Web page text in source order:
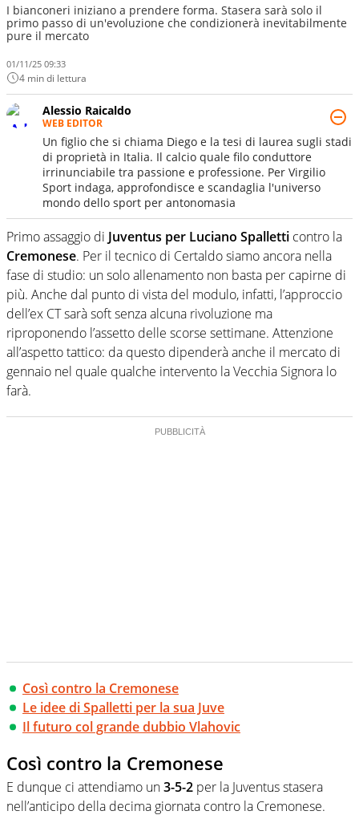
I bianconeri iniziano a prendere forma. Stasera sarà solo il
primo passo di un'evoluzione che condizionerà inevitabilmente
pure il mercato
01/11/25 09:33
4 min di lettura
Alessio Raicaldo
WEB EDITOR
Un figlio che si chiama Diego e la tesi di laurea sugli stadi
di proprietà in Italia. Il calcio quale filo conduttore
irrinunciabile tra passione e professione. Per Virgilio
Sport indaga, approfondisce e scandaglia l'universo
mondo dello sport per antonomasia
Primo assaggio di Juventus per Luciano Spalletti contro la
Cremonese. Per il tecnico di Certaldo siamo ancora nella
fase di studio: un solo allenamento non basta per capirne di
più. Anche dal punto di vista del modulo, infatti, l’approccio
dell’ex CT sarà soft senza alcuna rivoluzione ma
riproponendo l’assetto delle scorse settimane. Attenzione
all’aspetto tattico: da questo dipenderà anche il mercato di
gennaio nel quale qualche intervento la Vecchia Signora lo
farà.
Così contro la Cremonese
Le idee di Spalletti per la sua Juve
Il futuro col grande dubbio Vlahovic
Così contro la Cremonese
E dunque ci attendiamo un3-5-2 per la Juventus stasera
nell’anticipo della decima giornata contro la Cremonese.